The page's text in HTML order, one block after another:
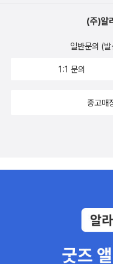
(주)알
일반문의 (
1:1 문의
중고매